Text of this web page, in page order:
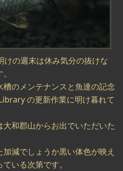
の週末は休み気分の抜けな
のメンテナンスと魚達の記念
の更新作業に明け暮れて
和郡山からお出でいただいた
減でしょうか黒い体色が映え
いる次第です。